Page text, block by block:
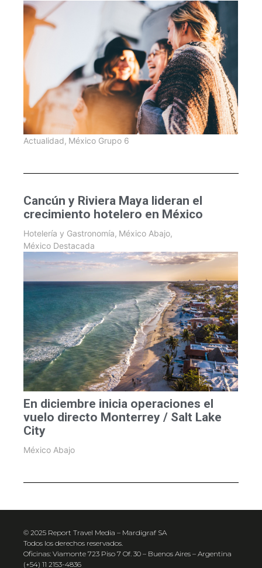
Actualidad, México Grupo 6
Cancún y Riviera Maya lideran el
crecimiento hotelero en México
Hotelería y Gastronomía, México Abajo,
México Destacada
En diciembre inicia operaciones el
vuelo directo Monterrey / Salt Lake
City
México Abajo
© 2025 Report Travel Media – Mardigraf SA
Todos los derechos reservados.
Oficinas: Viamonte 723 Piso 7 Of. 30 – Buenos Aires – Argentina
(+54) 11 2153-4836